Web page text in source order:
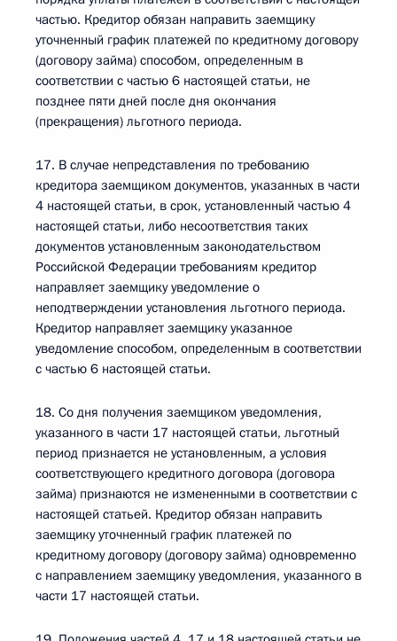
частью. Кредитор обязан направить заемщику
уточненный график платежей по кредитному договору
(договору займа) способом, определенным в
соответствии с частью 6 настоящей статьи, не
позднее пяти дней после дня окончания
(прекращения) льготного периода.
17. В случае непредставления по требованию
кредитора заемщиком документов, указанных в части
4 настоящей статьи, в срок, установленный частью 4
настоящей статьи, либо несоответствия таких
документов установленным законодательством
Российской Федерации требованиям кредитор
направляет заемщику уведомление о
неподтверждении установления льготного периода.
Кредитор направляет заемщику указанное
уведомление способом, определенным в соответствии
с частью 6 настоящей статьи.
18. Со дня получения заемщиком уведомления,
указанного в части 17 настоящей статьи, льготный
период признается не установленным, а условия
соответствующего кредитного договора (договора
займа) признаются не измененными в соответствии с
настоящей статьей. Кредитор обязан направить
заемщику уточненный график платежей по
кредитному договору (договору займа) одновременно
с направлением заемщику уведомления, указанного в
части 17 настоящей статьи.